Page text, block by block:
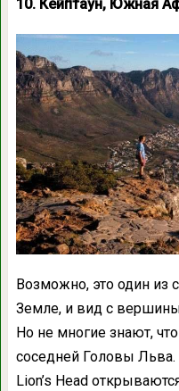
10. Кейптаун, Южная
Возможно, это один из
Земле, и вид с
Но не многие знают,
соседней Головы Льва.
Lion’s Head